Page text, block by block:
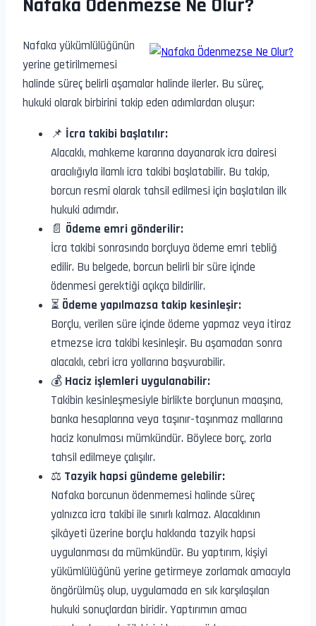
Nafaka Ödenmezse Ne Olur?
Nafaka yükümlülüğünün
yerine getirilmemesi
halinde süreç belirli aşamalar halinde ilerler. Bu süreç,
hukuki olarak birbirini takip eden adımlardan oluşur:
📌 İcra takibi başlatılır:
Alacaklı, mahkeme kararına dayanarak icra dairesi
aracılığıyla ilamlı icra takibi başlatabilir. Bu takip,
borcun resmî olarak tahsil edilmesi için başlatılan ilk
hukuki adımdır.
📄 Ödeme emri gönderilir:
İcra takibi sonrasında borçluya ödeme emri tebliğ
edilir. Bu belgede, borcun belirli bir süre içinde
ödenmesi gerektiği açıkça bildirilir.
⏳ Ödeme yapılmazsa takip kesinleşir:
Borçlu, verilen süre içinde ödeme yapmaz veya itiraz
etmezse icra takibi kesinleşir. Bu aşamadan sonra
alacaklı, cebri icra yollarına başvurabilir.
💰 Haciz işlemleri uygulanabilir:
Takibin kesinleşmesiyle birlikte borçlunun maaşına,
banka hesaplarına veya taşınır-taşınmaz mallarına
haciz konulması mümkündür. Böylece borç, zorla
tahsil edilmeye çalışılır.
⚖️ Tazyik hapsi gündeme gelebilir:
Nafaka borcunun ödenmemesi halinde süreç
yalnızca icra takibi ile sınırlı kalmaz. Alacaklının
şikâyeti üzerine borçlu hakkında tazyik hapsi
uygulanması da mümkündür. Bu yaptırım, kişiyi
yükümlülüğünü yerine getirmeye zorlamak amacıyla
öngörülmüş olup, uygulamada en sık karşılaşılan
hukuki sonuçlardan biridir. Yaptırımın amacı